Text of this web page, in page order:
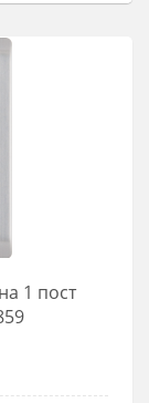
1 пост